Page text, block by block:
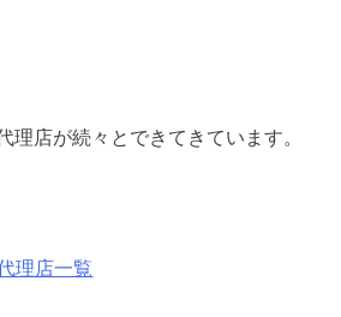
理店が続々とできてきています。
理店一覧